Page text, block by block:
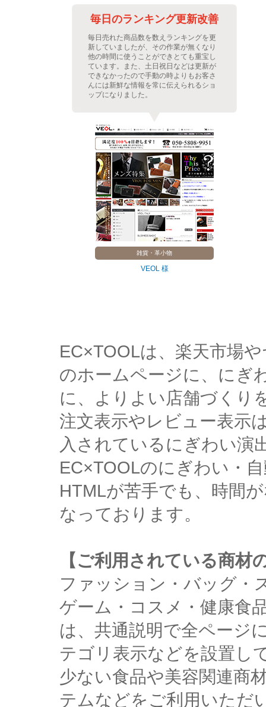
毎日のランキング更新改善
毎日売れた商品数を数えランキングを更
新していましたが、その作業が無くなり
他の時間に使うことができとても重宝し
ています。また、土日祝日などは更新が
できなかったので手動の時よりもお客さ
んには新鮮な情報を常に伝えられるショ
ップになりました。
雑貨・革小物
VEOL 様
EC×TOOLは、楽天市場
のホームページに、にぎ
に、よりよい店舗づくり
注文表示やレビュー表示
入されているにぎわい演
EC×TOOLのにぎわい・
HTMLが苦手でも、時間
なっております。
【ご利用されている商材
ファッション・バッグ・
ゲーム・コスメ・健康食
は、共通説明で全ページ
テゴリ表示などを設置し
少ない食品や美容関連商
テムなどをご利用いただ